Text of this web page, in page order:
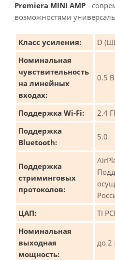
Premiera MINI AMP -
возможностями
Класс усиления:
D
Номинальная
чувствительность
на линейных
входах:
0.5 В
Поддержка Wi-Fi:
2.4
Поддержка
Bluetooth:
5.0
Поддержка
стриминговых
протоколов:
ЦАП:
TI
Номинальная
выходная
мощность:
до 2